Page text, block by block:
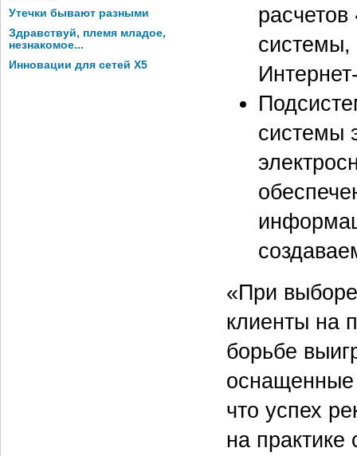
Утечки бывают разными
Здравствуй, племя младое,
незнакомое...
Инновации для сетей X5
системы,
системы
«При
клиенты на
борьбе
оснащенные
что успех
на